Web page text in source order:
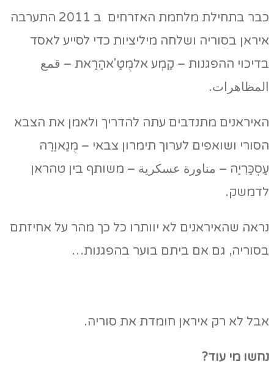
כבר בתחילת מלחמת האזרחים ב 2011 התערבה
איראן בסוריה ושלחה מיליציות כדי לסייע לאסד
בדיכוי ההפגנות – קַמְע אלמֻטַ'אהַרַאת – قمع
المظاهرات.
האיראנים מתנדבים עתה להדריך ולאמן את הצבא
הסורי ושואפים לערוך תימרון צבאי – מֻנַאוַרַה
עַסְכַּרִיַה – مناورة عسكرية – משותף בין טהראן
לדמשק.
נראה שהאיראנים לא יוותרו כל כך מהר על אחיזתם
בסוריה, גם אם ביתם בוער בהפגנות…
אבל לא רק איראן חומדת את סוריה.
נחשו מי עוד?